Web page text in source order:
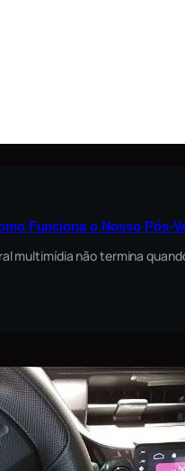
Funciona o Nosso Pós-
multimídia não termina